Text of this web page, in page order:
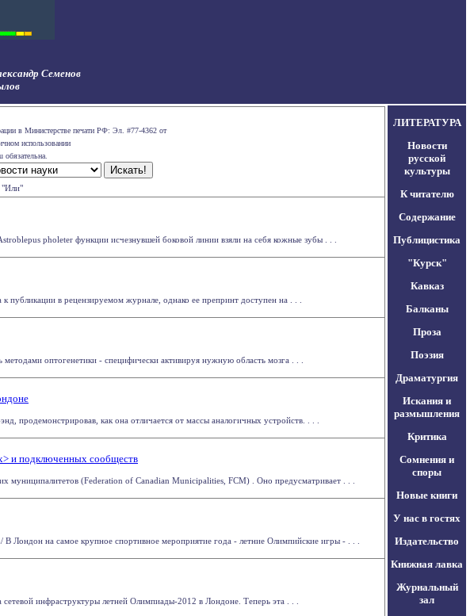
Семенов
в Министерстве печати РФ: Эл. #77-4362 от
использовании
"Или"
pholeter функции исчезнувшей боковой линии взяли на себя кожные зубы . . .
публикации в рецензируемом журнале, однако ее препринт доступен на . . .
оптогенетики - специфически активируя нужную область мозга . . .
продемонстрировав, как она отличается от массы аналогичных устройств. . . .
и подключенных сообществ
муниципалитетов (Federation of Canadian Municipalities, FCM) . Оно предусматривает . . .
Лондон на самое крупное спортивное мероприятие года - летние Олимпийские игры - . . .
инфраструктуры летней Олимпиады-2012 в Лондоне. Теперь эта . . .
ЛИТЕРАТУРА
Новости
русской
культуры
К читателю
Содержание
Публицистика
"Курск"
Кавказ
Балканы
Проза
Поэзия
Драматургия
Искания и
размышления
Критика
Сомнения и
споры
Новые книги
У нас в гостях
Издательство
Книжная лавка
Журнальный
зал